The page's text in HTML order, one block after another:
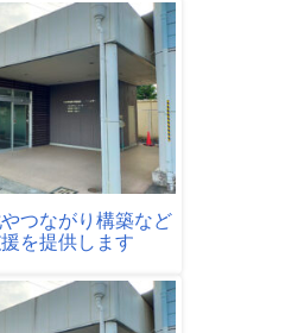
つながり構築など
を提供します